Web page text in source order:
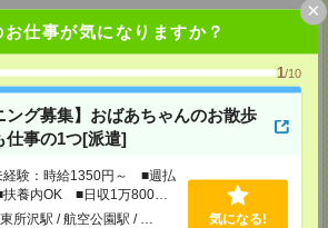
お仕事が気になりますか？
1/10
ング募集】おばあちゃんのお散歩
仕事の1つ[派遣]
経験：時給1350円～ ■週払
養内OK ■日収1万800円
所沢駅 / 航空公園駅 / … 気になる!
×
新宿オフィス
新宿御苑ビル6階
ts.jp
立川事業所
ts.jp